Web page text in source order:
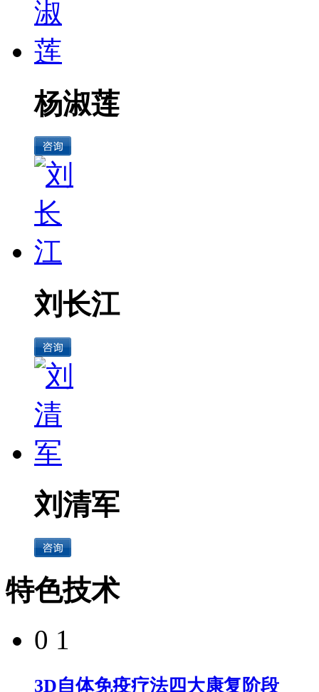
杨淑莲
刘长江
刘清军
特色技术
0 1
3D自体免疫疗法四大康复阶段